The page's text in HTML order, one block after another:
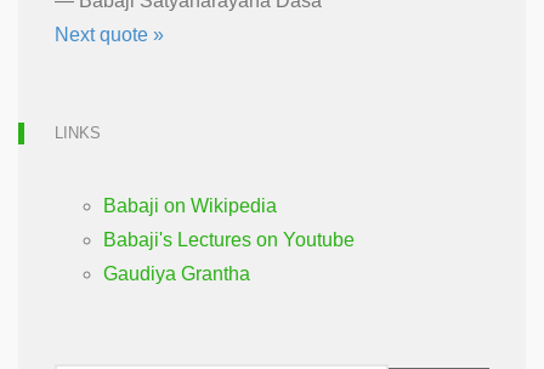
Next quote »
LINKS
Babaji on Wikipedia
Babaji's Lectures on Youtube
Gaudiya Grantha